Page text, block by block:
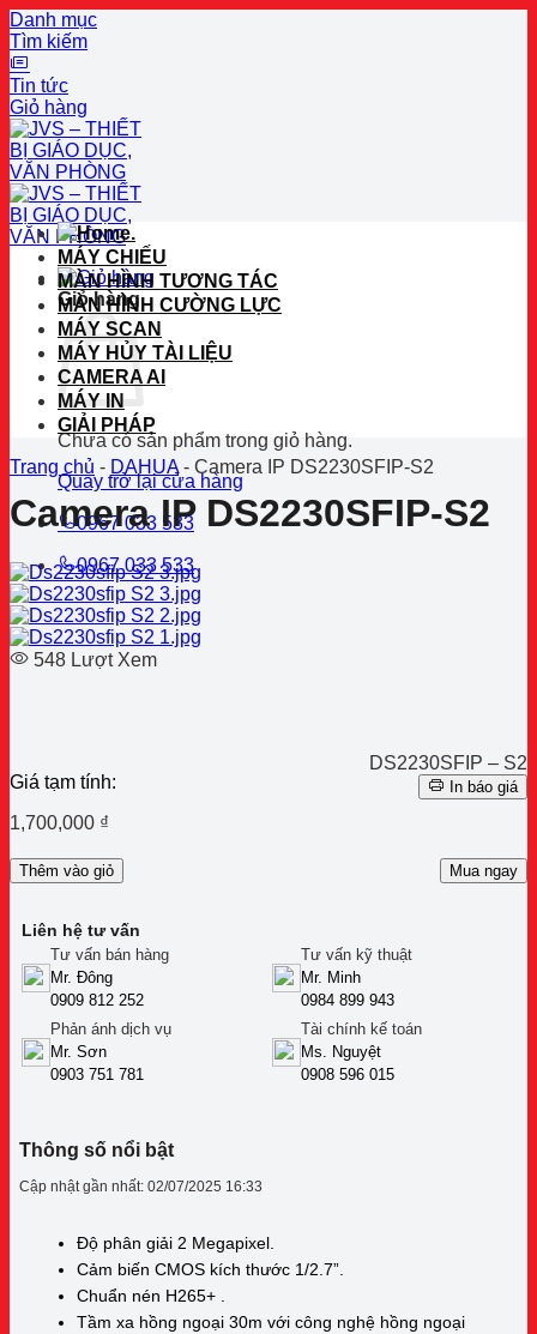
Danh mục
Tìm kiếm
Tin tức
Giỏ hàng
Bỏ
qua
nội
dung
Giỏ hàng
Chưa có sản phẩm trong giỏ hàng.
Quay trở lại cửa hàng
0967 033 533
0967 033 533
.
MÁY CHIẾU
MÀN HÌNH TƯƠNG TÁC
MÀN HÌNH CƯỜNG LỰC
MÁY SCAN
MÁY HỦY TÀI LIỆU
CAMERA AI
MÁY IN
GIẢI PHÁP
Trang chủ - DAHUA- Camera IP DS2230SFIP-S2
Camera IP DS2230SFIP-S2
548 Lượt Xem
Giá tạm tính:
1,700,000 ₫
DS2230SFIP – S2
In báo giá
Thêm vào giỏ Mua ngay
Liên hệ tư vấn
Tư vấn bán hàng
Mr. Đông
0909 812 252
Tư vấn kỹ thuật
Mr. Minh
0984 899 943
Phản ánh dịch vụ
Mr. Sơn
0903 751 781
Tài chính kế toán
Ms. Nguyệt
0908 596 015
Thông số nổi bật
Cập nhật gần nhất: 02/07/2025 16:33
Độ phân giải 2 Megapixel.
Cảm biến CMOS kích thước 1/2.7”.
Chuẩn nén H265+ .
Tầm xa hồng ngoại 30m với công nghệ hồng ngoại